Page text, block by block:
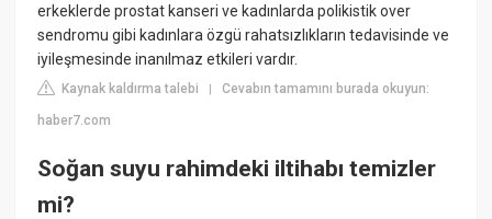
erkeklerde prostat kanseri ve kadınlarda polikistik over
sendromu gibi kadınlara özgü rahatsızlıkların tedavisinde ve
iyileşmesinde inanılmaz etkileri vardır.
Kaynak kaldırma talebi |Cevabın tamamını burada okuyun:
haber7.com
Soğan suyu rahimdeki iltihabı temizler
mi?